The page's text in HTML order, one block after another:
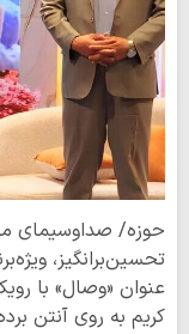
حوزه/ صداوسیمای
تحسین‌برانگیز،
عنوان «وصال» با
کریم به روی آنتن